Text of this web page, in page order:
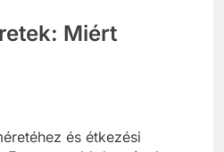
Miért
és étkezési